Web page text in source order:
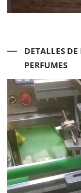
DETALLES
PERFUMES